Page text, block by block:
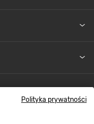
Polityka prywatności